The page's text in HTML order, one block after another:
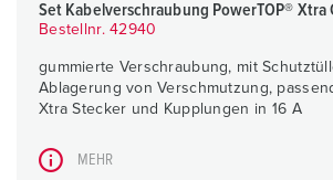
Set Kabelverschraubung PowerTOP® Xtra
Bestellnr. 42940
gummierte Verschraubung, mit
Ablagerung von Verschmutzung,
Xtra Stecker und Kupplungen in 16 A
MEHR